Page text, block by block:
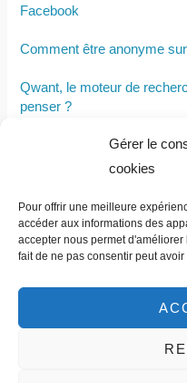
Gérer le
cookies
Pour offrir une meilleure
accéder aux informations des
accepter nous permet
fait de ne pas consentir peut
Facebook
Comment être anonyme
Qwant, le moteur de
penser ?
Qui sont les fondateurs de
été revendue et à qui ?
Comment bien choisir ses
son entreprise ?